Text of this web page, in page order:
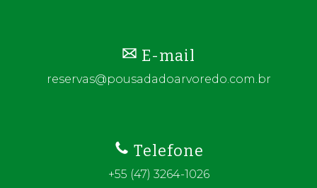
E-mail
reservas@pousadadoarvoredo.com.br
Telefone
+55 (47) 3264-1026